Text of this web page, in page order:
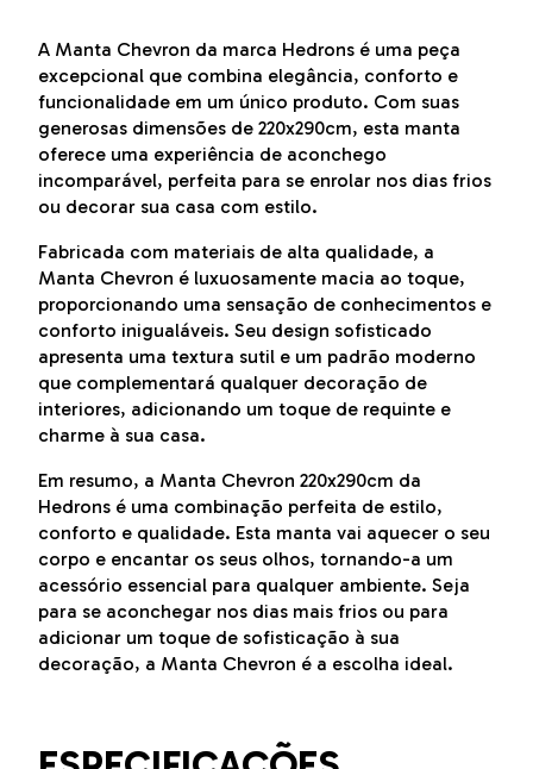
A Manta Chevron da marca Hedrons é uma peça
excepcional que combina elegância, conforto e
funcionalidade em um único produto. Com suas
generosas dimensões de 220x290cm, esta manta
oferece uma experiência de aconchego
incomparável, perfeita para se enrolar nos dias frios
ou decorar sua casa com estilo.
Fabricada com materiais de alta qualidade, a
Manta Chevron é luxuosamente macia ao toque,
proporcionando uma sensação de conhecimentos e
conforto inigualáveis. Seu design sofisticado
apresenta uma textura sutil e um padrão moderno
que complementará qualquer decoração de
interiores, adicionando um toque de requinte e
charme à sua casa.
Em resumo, a Manta Chevron 220x290cm da
Hedrons é uma combinação perfeita de estilo,
conforto e qualidade. Esta manta vai aquecer o seu
corpo e encantar os seus olhos, tornando-a um
acessório essencial para qualquer ambiente. Seja
para se aconchegar nos dias mais frios ou para
adicionar um toque de sofisticação à sua
decoração, a Manta Chevron é a escolha ideal.